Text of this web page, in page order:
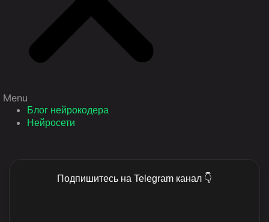
Menu
Блог нейрокодера
Нейросети
Подпишитесь на Telegram канал 👇